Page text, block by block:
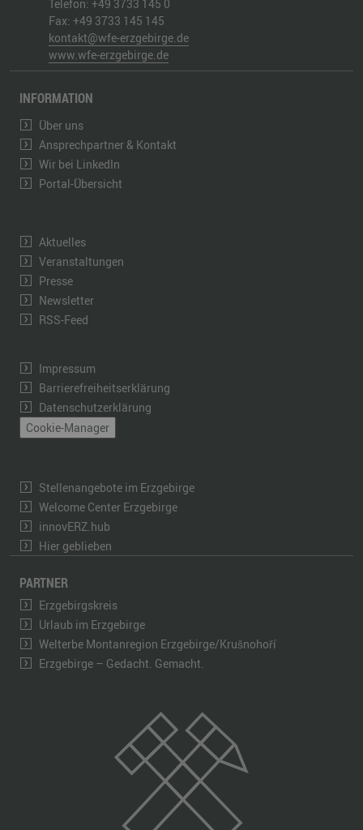
Telefon: +49 3733 145 0
Fax: +49 3733 145 145
kontakt@wfe-erzgebirge.de
www.wfe-erzgebirge.de
INFORMATION
Über uns
Ansprechpartner & Kontakt
Wir bei LinkedIn
Portal-Übersicht
Aktuelles
Veranstaltungen
Presse
Newsletter
RSS-Feed
Impressum
Barrierefreiheitserklärung
Datenschutzerklärung
Cookie-Manager
Stellenangebote im Erzgebirge
Welcome Center Erzgebirge
innovERZ.hub
Hier geblieben
PARTNER
Erzgebirgskreis
Urlaub im Erzgebirge
Welterbe Montanregion Erzgebirge/Krušnohoří
Erzgebirge – Gedacht. Gemacht.